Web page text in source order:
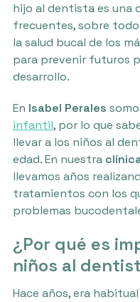
hijo al dentista es una
frecuentes, sobre
la salud bucal de los
para prevenir futuros
desarrollo.
En Isabel Perales
infantil, por lo que
llevar a los niños al
edad. En nuestra
llevamos años
tratamientos con los
problemas
¿Por qué es
niños al
Hace años, era